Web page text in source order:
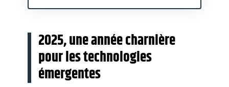
2025, une année charnière
pour les technologies
émergentes